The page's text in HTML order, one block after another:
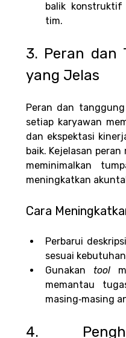
balik konstruktif
tim.
3. Peran dan
yang Jelas
Peran dan
setiap karyawan
dan ekspektasi
baik. Kejelasan
meminimalkan
meningkatkan
Cara
Perbarui
sesuai
Gunakan tool
memantau
masing‑masing
4.